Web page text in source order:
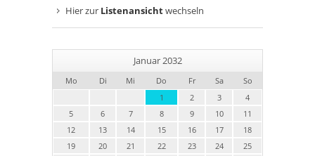
Hier zur Listenansichtwechseln
Januar 2032
Mo Di Mi Do Fr Sa
So
1
2 3
4
5
6 7 8 9 10
11
12
13 14 15 16 17
18
19
20 21 22 23 24
25